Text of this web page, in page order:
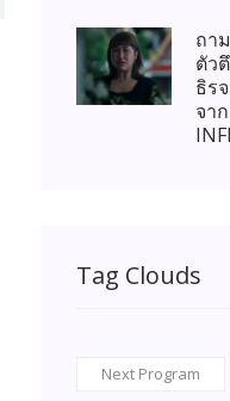
ถา
ตัว
ธิร
จา
Tag Clouds
Next Program